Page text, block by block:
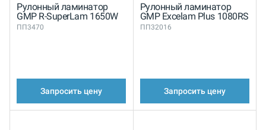
Рулонный ламинатор
GMP R-SuperLam 1650W
ПП3470
Запросить цену
Рулонный ламинатор
GMP Excelam Plus 1080RS
ПП32016
Запросить цену